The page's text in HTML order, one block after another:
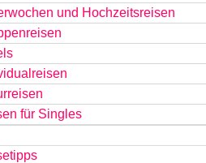
und Hochzeitsreisen
für Singles